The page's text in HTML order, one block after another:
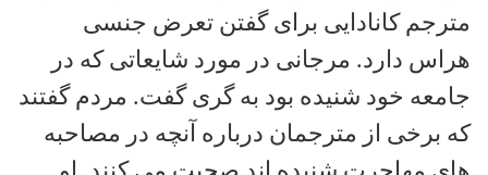
مترجم کانادایی برای گفتن تعرض جنسی
هراس دارد. مرجانی در مورد شایعاتی که در
جامعه خود شنیده بود به گری گفت. مردم گفتند
که برخی از مترجمان درباره آنچه در مصاحبه